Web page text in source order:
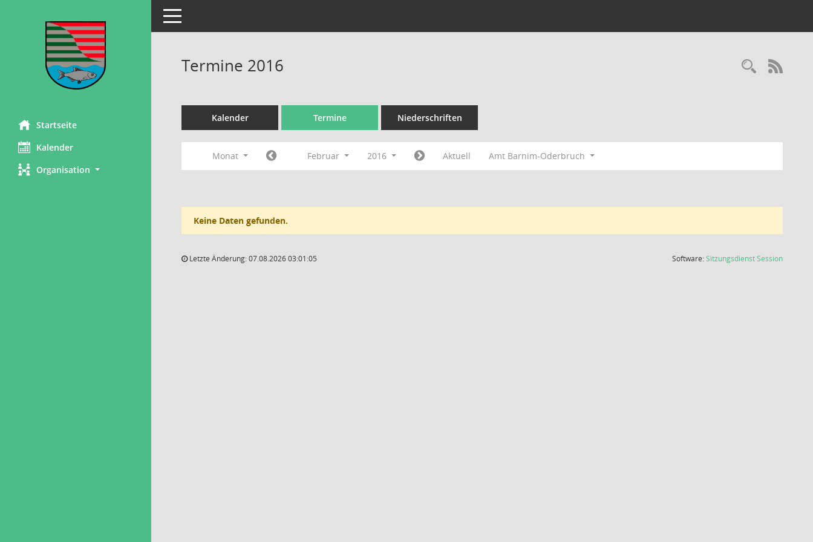
Startseite
Kalender
Organisation
Toggle navigation
Termine 2016
Kalender Termine Niederschriften
Monat Februar 2016 Aktuell Amt Barnim-Oderbruch
Keine Daten gefunden.
Letzte Änderung: 07.08.2026 03:01:05 Software:SitzungsdienstSession(Wird in